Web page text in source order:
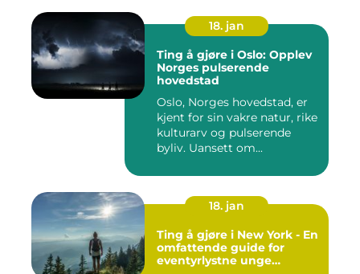
18. jan
Ting å gjøre i Oslo: Opplev
Norges pulserende
hovedstad
Oslo, Norges hovedstad, er
kjent for sin vakre natur, rike
kulturarv og pulserende
byliv. Uansett om...
18. jan
Ting å gjøre i New York - En
omfattende guide for
eventyrlystne unge